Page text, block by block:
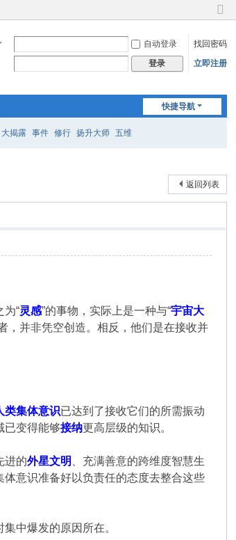
切
到
窄
自动登录
找回密码
登录 立即注册
快捷导航
大揭露 事件 修行 扬升大师 五维
返回列表
为“灵感”的事物，实际上是一种与“宇宙大
并非凭空创造。相反，他们是在接收并
类集体意识已达到了接收它们的所需振动
已变得能够接纳更高层级的知识。
进的外星文明
、充满善意的跨维度智慧生
意识准备好以负责任的态度去整合这些
中爆发的原因所在。